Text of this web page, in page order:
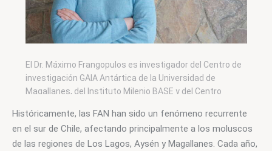
El Dr. Máximo Frangopulos es investigador del Centro de
investigación GAIA Antártica de la Universidad de
Magallanes, del Instituto Milenio BASE y del Centro
/ N. Politis
Históricamente, las FAN han sido un fenómeno recurrente
en el sur de Chile, afectando principalmente a los moluscos
de las regiones de Los Lagos, Aysén y Magallanes. Cada año,